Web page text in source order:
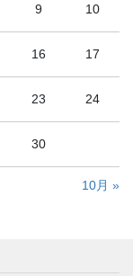
9 10
16 17
23 24
30
10月 »